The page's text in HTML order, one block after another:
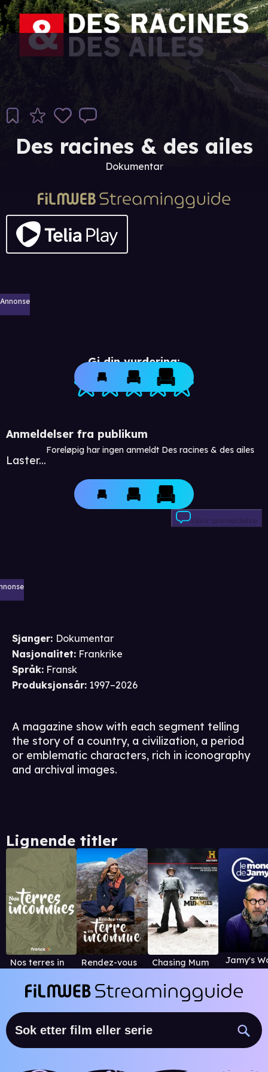
Des racines & des ailes
Dokumentar
Annonse
Gi din vurdering:
Anmeldelser fra publikum
Laster...
Foreløpig har ingen anmeldt Des racines & des ailes
Skriv anmeldelse
Sjanger: Dokumentar
Nasjonalitet: Frankrike
Språk: Fransk
Produksjonsår: 1997–2026
A magazine show with each segment telling
the story of a country, a civilization, a period
or emblematic characters, rich in iconography
and archival images.
Lignende titler
Nos terres inconnues Rendez-vous in an Unknown Land Chasing Mummies Jamy's